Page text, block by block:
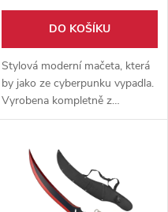
DO KOŠÍKU
Stylová moderní mačeta, která
by jako ze cyberpunku vypadla.
Vyrobena kompletně z
nerezové oceli 420 a gumovým
nylonovým pouzdrem.